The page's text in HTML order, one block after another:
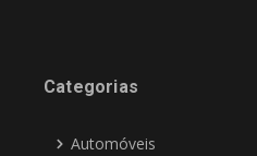
Categorias
Automóveis